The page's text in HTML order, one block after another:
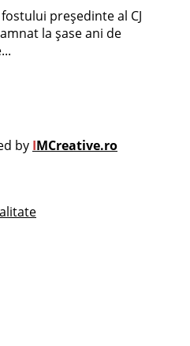
președinte al CJ
la șase ani de
by IMCreative.ro